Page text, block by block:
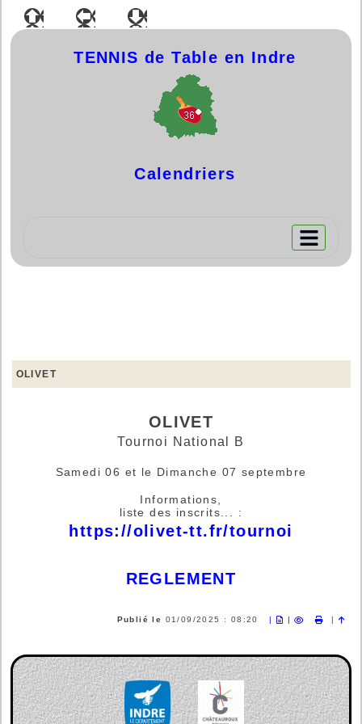
TENNIS de Table en Indre
Calendriers
OLIVET
OLIVET
Tournoi National B
Samedi 06 et le Dimanche 07 septembre
Informations,
liste des inscrits... :
https://olivet-tt.fr/tournoi
REGLEMENT
Publié le 01/09/2025 : 08:20| | |